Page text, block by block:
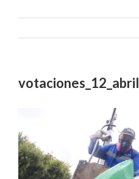
votaciones_12_abril